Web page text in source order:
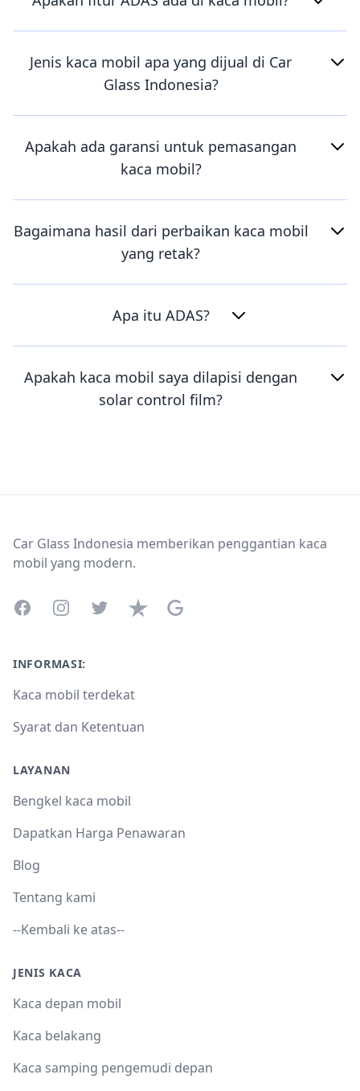
Jenis kaca mobil apa yang dijual di Car
Glass Indonesia?
Apakah ada garansi untuk pemasangan
kaca mobil?
Bagaimana hasil dari perbaikan kaca mobil
yang retak?
Apa itu ADAS?
Apakah kaca mobil saya dilapisi dengan
solar control film?
Car Glass Indonesia memberikan penggantian kaca
mobil yang modern.
FacebookInstagramTwitterTrustpilotGoogle Business Profile
INFORMASI:
Kaca mobil terdekat
Syarat dan Ketentuan
LAYANAN
Bengkel kaca mobil
Dapatkan Harga Penawaran
Blog
Tentang kami
--Kembali ke atas--
JENIS KACA
Kaca depan mobil
Kaca belakang
Kaca samping pengemudi depan